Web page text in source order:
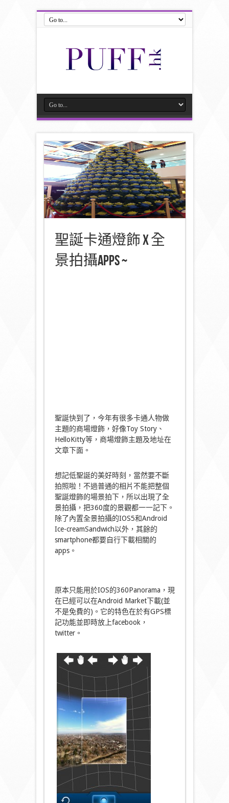
聖誕卡通燈飾 X 全
景拍攝apps ~
聖誕快到了，今年有很多卡通人物做
主題的商場燈飾，好像Toy Story、
HelloKitty等，商場燈飾主題及地址在
文章下面。
想記低聖誕的美好時刻，當然要不斷
拍照啦！不過普通的相片不能把整個
聖誕燈飾的場景拍下，所以出現了全
景拍攝，把360度的景觀都一一記下。
除了內置全景拍攝的IOS5和Android
Ice-creamSandwich以外，其餘的
smartphone都要自行下載相關的
apps。
原本只能用於IOS的360Panorama，現
在已經可以在Android Market下載(並
不是免費的)。它的特色在於有GPS標
記功能並即時放上facebook，
twitter。